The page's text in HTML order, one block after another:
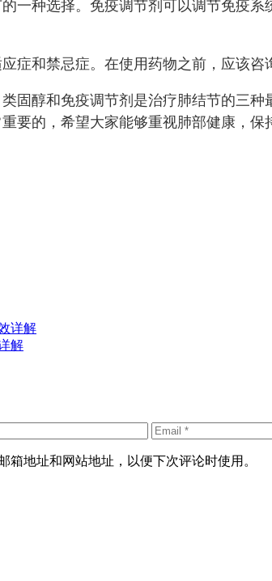
一种选择。免疫调节剂可以调节免疫
症和禁忌症。在使用药物之前，应该咨
固醇和免疫调节剂是治疗肺结节的三
要的，希望大家能够重视肺部健康，保
解
箱地址和网站地址，以便下次评论时使用。